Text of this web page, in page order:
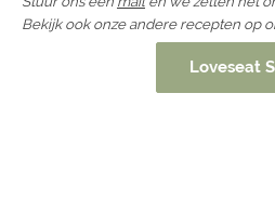
Bekijk ook onze andere recepten op
Loveseat